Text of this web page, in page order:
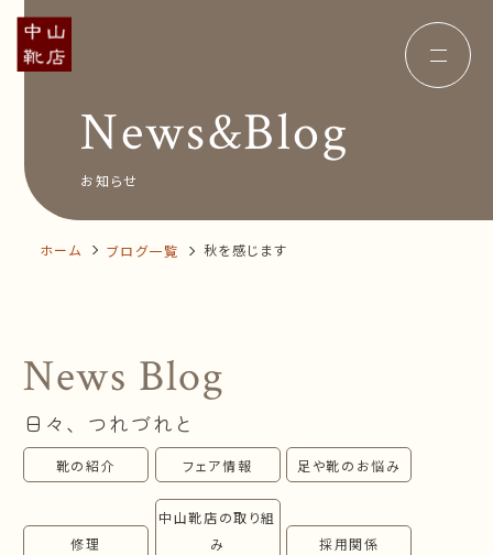
Concept コンセプト
Insole オーダー中敷き
News&Blog
Company 会社概要
オンラインショップ
お問い合わせ
News&Blog
お知らせ
ホーム ブログ一覧 秋を感じます
News Blog
日々、つれづれと
靴の紹介 フェア情報 足や靴のお悩み
修理
中山靴店の取り組
み
採用関係